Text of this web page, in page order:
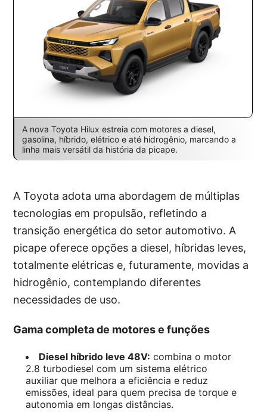
A nova Toyota Hilux estreia com motores a diesel,
gasolina, híbrido, elétrico e até hidrogênio, marcando a
linha mais versátil da história da picape.
A Toyota adota uma abordagem de múltiplas
tecnologias em propulsão, refletindo a
transição energética do setor automotivo. A
picape oferece opções a diesel, híbridas leves,
totalmente elétricas e, futuramente, movidas a
hidrogênio, contemplando diferentes
necessidades de uso.
Gama completa de motores e funções
Diesel híbrido leve 48V: combina o motor
2.8 turbodiesel com um sistema elétrico
auxiliar que melhora a eficiência e reduz
emissões, ideal para quem precisa de torque e
autonomia em longas distâncias.